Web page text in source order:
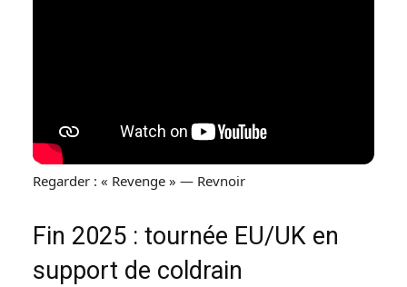
Regarder : « Revenge » — Revnoir
Fin 2025 : tournée EU/UK en
support de coldrain